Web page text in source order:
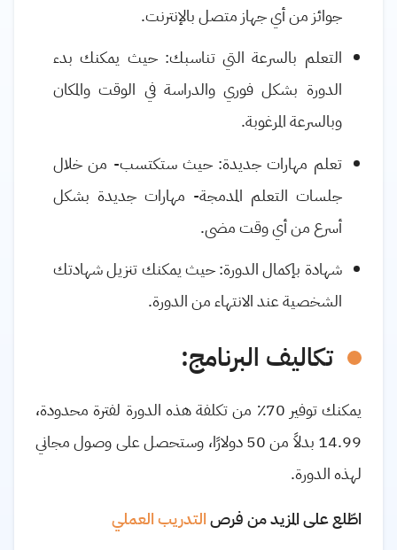
جوائز من أي جهاز متصل بالإنترنت.
التعلم بالسرعة التي تناسبك: حيث يمكنك بدء
الدورة بشكل فوري والدراسة في الوقت والمكان
وبالسرعة المرغوبة.
تعلم مهارات جديدة: حيث ستكتسب- من خلال
جلسات التعلم المدمجة- مهارات جديدة بشكل
أسرع من أي وقت مضى.
شهادة بإكمال الدورة: حيث يمكنك تنزيل شهادتك
الشخصية عند الانتهاء من الدورة.
تكاليف البرنامج:
يمكنك توفير 70٪ من تكلفة هذه الدورة لفترة محدودة،
14.99 بدلاً من 50 دولارًا، وستحصل على وصول مجاني
لهذه الدورة.
اطّلع على المزيد من فرصالتدريب العملي